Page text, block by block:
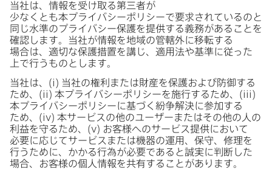
当社は、​情報を​受け取る​第三者が​
少なくとも本プライバシーポリシーで​要求されているのと​
同じ​水準の​プライバシー保護を​提供する​義務が​ある​ことを​
確認します。​当社が​情報を​地域の​管轄外に​移転する​
場合は、​適切な​保護措置を​講じ、​適用法や​基準に​従った​
上で​行う​ものとします。
当社は、​(i ) 当社の​権利または​財産を​保護および​防御する​
ため、​(ii ) 本プライバシーポリシーを​施行する​ため、​(iii )
本プライバシーポリシーに​基づく​紛争解決に​参加する​
ため、​(iv) 本サービスの​他の​ユーザーまたは​その​他の​人の​
利益を​守る​ため、​(v) お客様への​サービス提供に​おいて​
必要に​応じて​サービスまたは​機器の​運用、​保守、​修理を​
行う​ために、​かかる​行為が​必要であると​誠実に​判断した​
場合、​お客様の​個人情報を​共有する​ことがあります。